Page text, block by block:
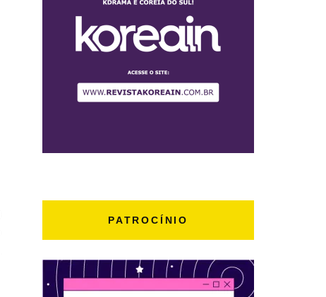
PATROCÍNIO